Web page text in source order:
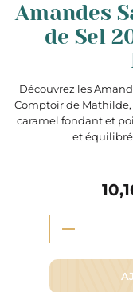
Amandes
de Sel
Découvrez les
Comptoir de
caramel fondant et
et équilibré